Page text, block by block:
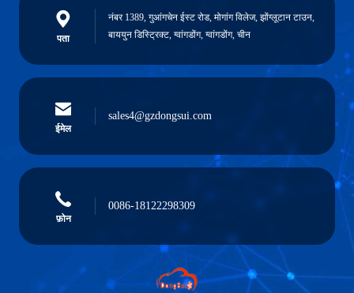
पता
नंबर 1389, गुआंगचेन ईस्ट रोड, मोगांग विलेज, झोंग्लूटान टाउन,
बाययुन डिस्ट्रिक्ट, ग्वांगडोंग, ग्वांगडोंग, चीन
ईमेल
sales4@gzdongsui.com
फ़ोन
0086-18122298309